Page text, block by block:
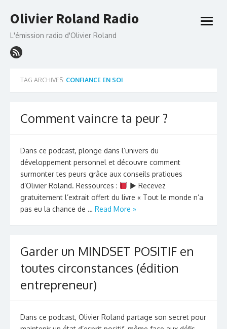
to
Olivier Roland Radio
L'émission radio d'Olivier Roland
open
TAG ARCHIVES: CONFIANCE EN SOI
Comment vaincre ta peur ?
Dans ce podcast, plonge dans l’univers du
développement personnel et découvre comment
surmonter tes peurs grâce aux conseils pratiques
d’Olivier Roland. Ressources :
► Recevez
gratuitement l’extrait offert du livre « Tout le monde n’a
pas eu la chance de … Read More »
Garder un MINDSET POSITIF en
toutes circonstances (édition
entrepreneur)
Dans ce podcast, Olivier Roland partage son secret pour